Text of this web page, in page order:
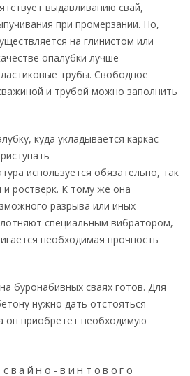
выдавливанию свай,
при промерзании. Но,
на глинистом или
опалубки лучше
трубы. Свободное
и трубой можно заполнить
куда укладывается каркас
используется обязательно, так
и ростверк. К тому же она
разрыва или иных
специальным вибратором,
необходимая прочность
буронабивных сваях готов. Для
нужно дать отстояться
он приобретет необходимую
винтового